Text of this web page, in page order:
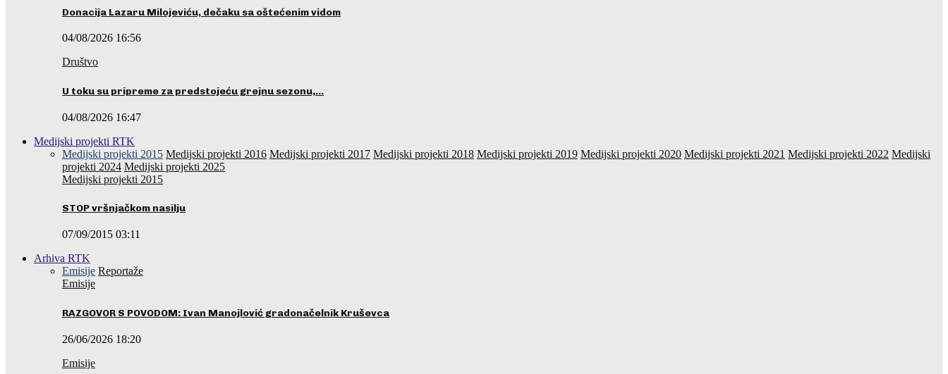
Donacija Lazaru Milojeviću, dečaku sa oštećenim vidom
04/08/2026 16:56
Društvo
U toku su pripreme za predstojeću grejnu sezonu,…
04/08/2026 16:47
Medijski projekti RTK
Medijski projekti 2015 Medijski projekti 2016 Medijski projekti 2017 Medijski projekti 2018 Medijski projekti 2019 Medijski projekti 2020 Medijski projekti 2021 Medijski projekti 2022 Medijski
projekti 2024 Medijski projekti 2025
Medijski projekti 2015
STOP vršnjačkom nasilju
07/09/2015 03:11
Arhiva RTK
Emisije Reportaže
Emisije
RAZGOVOR S POVODOM: Ivan Manojlović gradonačelnik Kruševca
26/06/2026 18:20
Emisije